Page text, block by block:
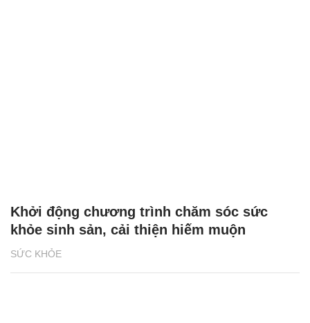
SỨC KHỎE
Khởi động chương trình chăm sóc sức
khỏe sinh sản, cải thiện hiếm muộn